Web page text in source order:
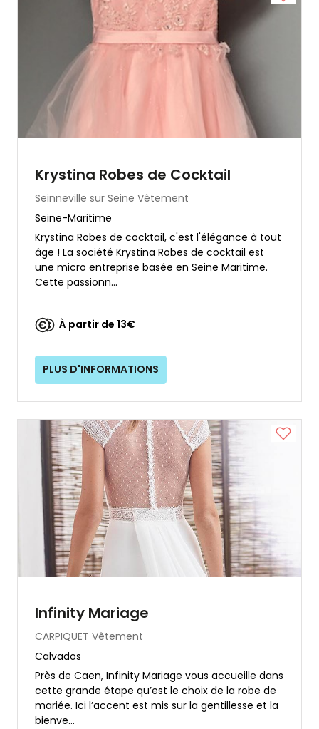
Krystina Robes de Cocktail
Seinneville sur Seine Vêtement
Seine-Maritime
Krystina Robes de cocktail, c'est l'élégance à tout
âge ! La société Krystina Robes de cocktail est
une micro entreprise basée en Seine Maritime.
Cette passionn...
À partir de 13€
PLUS D'INFORMATIONS
Infinity Mariage
CARPIQUET Vêtement
Calvados
Près de Caen, Infinity Mariage vous accueille dans
cette grande étape qu’est le choix de la robe de
mariée. Ici l’accent est mis sur la gentillesse et la
bienve...